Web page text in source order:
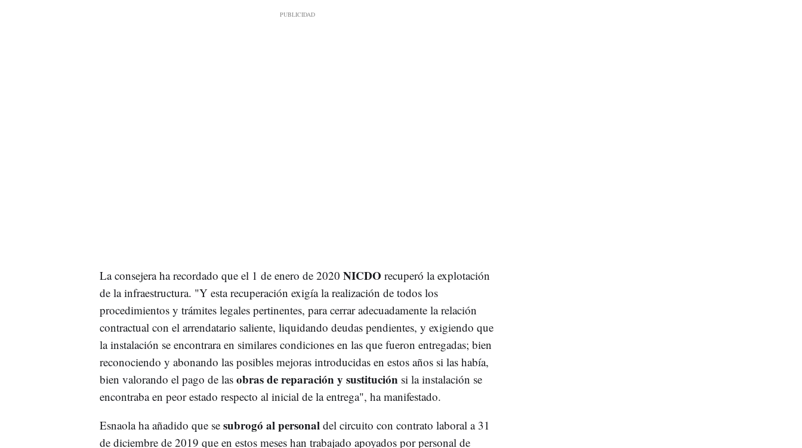
La consejera ha recordado que el 1 de enero de 2020 NICDO recuperó la explotación
de la infraestructura. "Y esta recuperación exigía la realización de todos los
procedimientos y trámites legales pertinentes, para cerrar adecuadamente la relación
contractual con el arrendatario saliente, liquidando deudas pendientes, y exigiendo que
la instalación se encontrara en similares condiciones en las que fueron entregadas; bien
reconociendo y abonando las posibles mejoras introducidas en estos años si las había,
bien valorando el pago de las obras de reparación y sustitución si la instalación se
encontraba en peor estado respecto al inicial de la entrega", ha manifestado.
Esnaola ha añadido que se subrogó al personal del circuito con contrato laboral a 31
de diciembre de 2019 que en estos meses han trabajado apoyados por personal de